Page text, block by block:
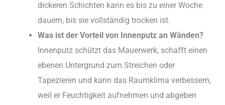
dickeren Schichten kann es bis zu einer Woche
dauern, bis sie vollständig trocken ist.
Was ist der Vorteil von Innenputz an Wänden?
Innenputz schützt das Mauerwerk, schafft einen
ebenen Untergrund zum Streichen oder
Tapezieren und kann das Raumklima verbessern,
weil er Feuchtigkeit aufnehmen und abgeben